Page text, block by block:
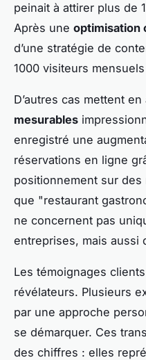
peinait à attirer plus de
Après une optimisation
d’une stratégie de
1000 visiteurs
D’autres cas mettent
mesurables
enregistré une
réservations en ligne
positionnement sur
que "restaurant
ne concernent pas
entreprises, mais aussi
Les témoignages
révélateurs. Plusieurs
par une approche
se démarquer. Ces
des chiffres : elles